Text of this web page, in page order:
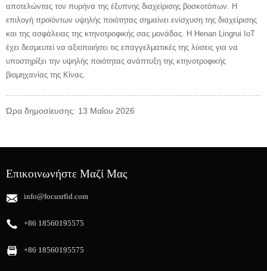
αποτελώντας τον πυρήνα της έξυπνης διαχείρισης βοσκοτόπων. Η
επιλογή προϊόντων υψηλής ποιότητας σημαίνει ενίσχυση της διαχείρισης
και της ασφάλειας της κτηνοτροφικής σας μονάδας. Η Henan Lingrui IoT
έχει δεσμευτεί να αξιοποιήσει τις επαγγελματικές της λύσεις για να
υποστηρίξει την υψηλής ποιότητας ανάπτυξη της κτηνοτροφικής
βιομηχανίας της Κίνας.
Ώρα δημοσίευσης: 13 Μαΐου 2026
Επικοινωνήστε Μαζί Μας
info@focusrfid.com
+86 18560195575
+86 18560195575